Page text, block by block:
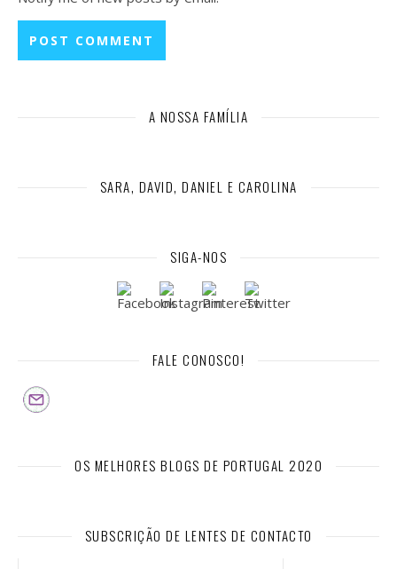
A NOSSA FAMÍLIA
SARA, DAVID, DANIEL E CAROLINA
SIGA-NOS
FALE CONOSCO!
OS MELHORES BLOGS DE PORTUGAL 2020
SUBSCRIÇÃO DE LENTES DE CONTACTO